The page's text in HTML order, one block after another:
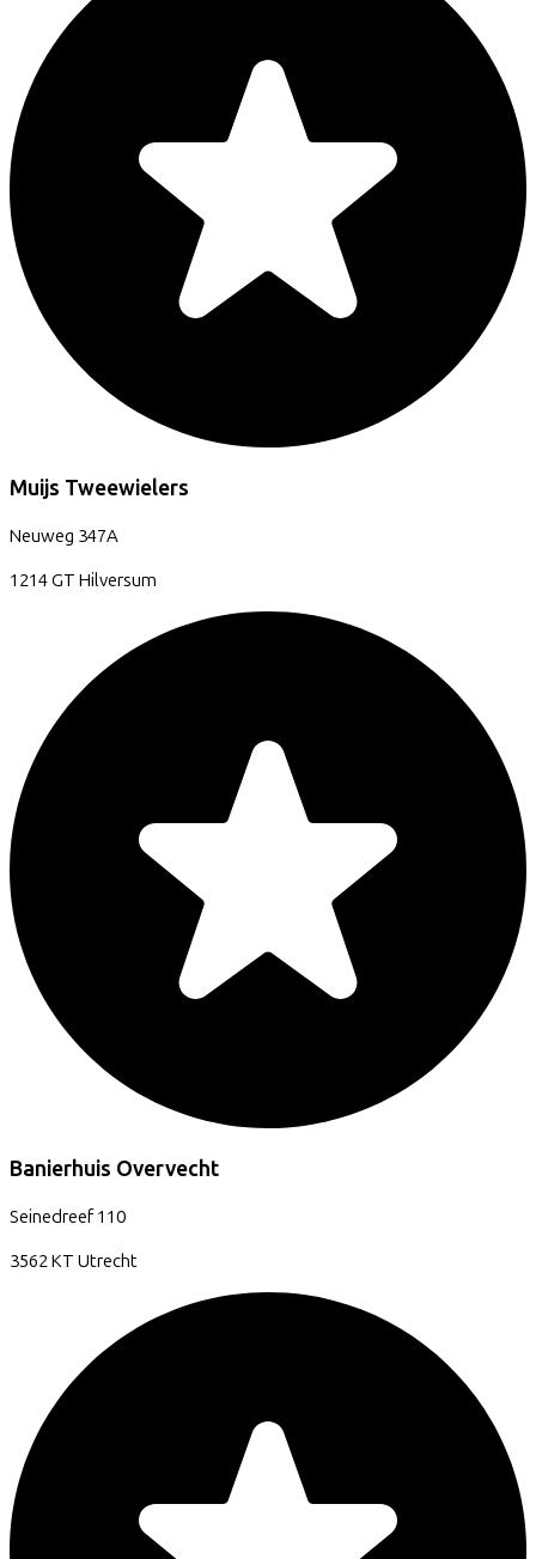
Muijs Tweewielers
Neuweg 347A
1214 GT Hilversum
Banierhuis Overvecht
Seinedreef 110
3562 KT Utrecht